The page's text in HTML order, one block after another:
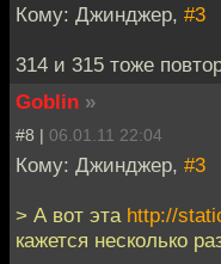
Кому: Джинджер, #3
314 и 315 тоже
Goblin »
#8 | 06.01.11 22:04
Кому: Джинджер, #3
> А вот эта http://
кажется несколько